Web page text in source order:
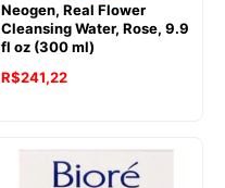
Neogen, Real Flower
Cleansing Water, Rose, 9.9
fl oz (300 ml)
R$241,22